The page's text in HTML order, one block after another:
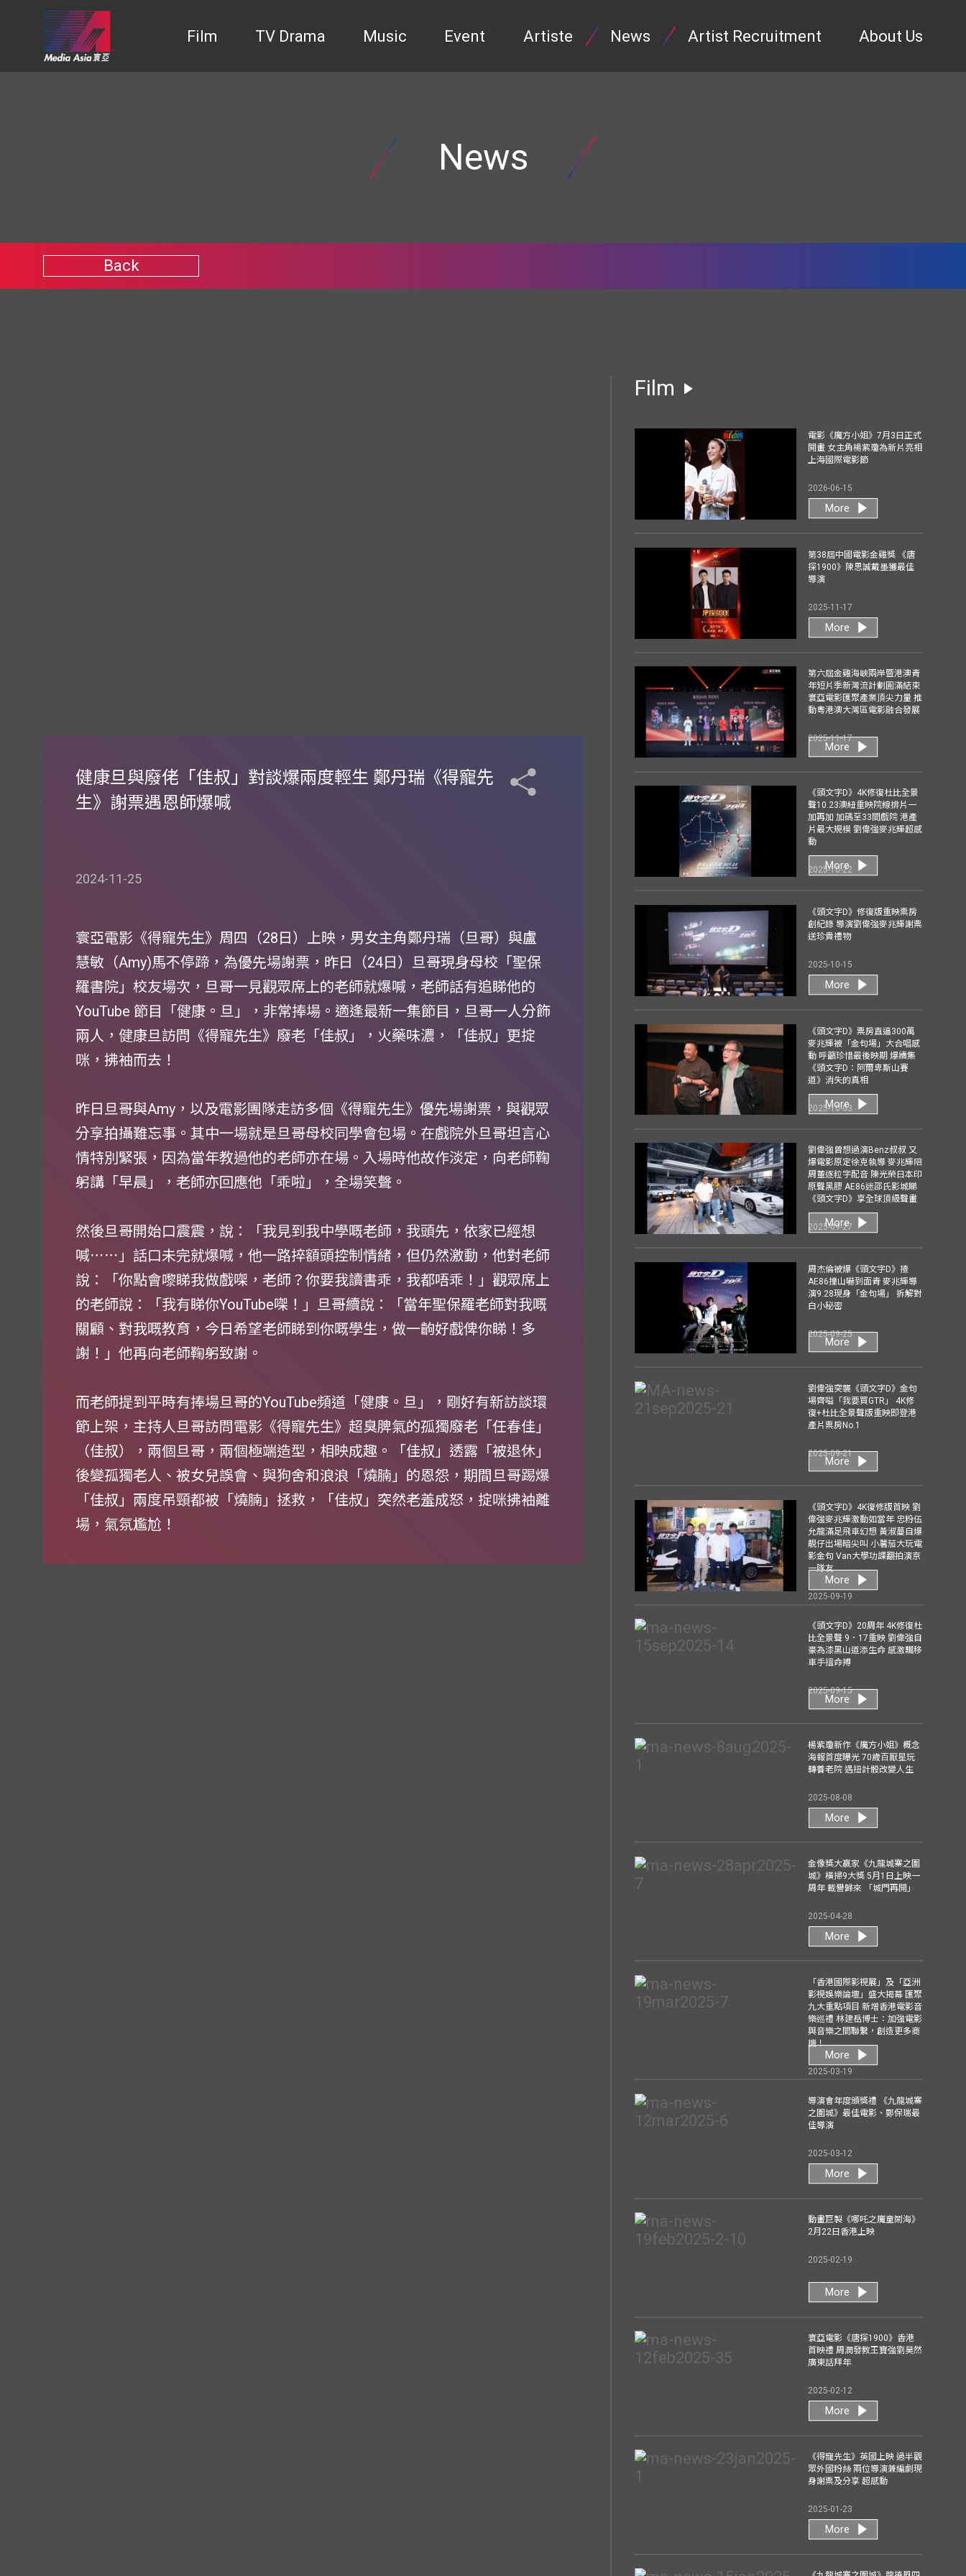
Film TV Drama Music Event Artiste News Artist Recruitment About Us
News
Back
健康旦與廢佬「佳叔」對談爆兩度輕生 鄭丹瑞《得寵先
生》謝票遇恩師爆喊
2024-11-25
寰亞電影《得寵先生》周四（28日）上映，男女主角鄭丹瑞（旦哥）與盧
慧敏（Amy)馬不停蹄，為優先場謝票，昨日（24日）旦哥現身母校「聖保
羅書院」校友場次，旦哥一見觀眾席上的老師就爆喊，老師話有追睇他的
YouTube 節目「健康。旦」，非常捧場。適逢最新一集節目，旦哥一人分飾
兩人，健康旦訪問《得寵先生》廢老「佳叔」，火藥味濃，「佳叔」更掟
咪，拂袖而去！
昨日旦哥與Amy，以及電影團隊走訪多個《得寵先生》優先場謝票，與觀眾
分享拍攝難忘事。其中一場就是旦哥母校同學會包場。在戲院外旦哥坦言心
情特別緊張，因為當年教過他的老師亦在場。入場時他故作淡定，向老師鞠
躬講「早晨」，老師亦回應他「乖啦」，全場笑聲。
然後旦哥開始口震震，說：「我見到我中學嘅老師，我頭先，依家已經想
喊⋯⋯」話口未完就爆喊，他一路捽額頭控制情緒，但仍然激動，他對老師
說：「你點會嚟睇我做戲㗎，老師？你要我讀書乖，我都唔乖！」觀眾席上
的老師說：「我有睇你YouTube㗎！」旦哥續說：「當年聖保羅老師對我嘅
關顧、對我嘅教育，今日希望老師睇到你嘅學生，做一齣好戲俾你睇！多
謝！」他再向老師鞠躬致謝。
而老師提到平時有捧場旦哥的YouTube頻道「健康。旦」，剛好有新訪談環
節上架，主持人旦哥訪問電影《得寵先生》超臭脾氣的孤獨廢老「任春佳」
（佳叔），兩個旦哥，兩個極端造型，相映成趣。「佳叔」透露「被退休」
後變孤獨老人、被女兒誤會、與狗舍和浪浪「燒腩」的恩怨，期間旦哥踢爆
「佳叔」兩度吊頸都被「燒腩」拯救，「佳叔」突然老羞成怒，掟咪拂袖離
場，氣氛尷尬！
Film
電影《魔方小姐》7月3日正式
開畫 女主角楊紫瓊為新片亮相
上海國際電影節
2026-06-15
More
第38屆中國電影金雞獎 《唐
探1900》陳思誠戴墨獲最佳
導演
2025-11-17
More
第六屆金雞海峽兩岸暨港澳青
年短片季新灣流計劃圓滿結束
寰亞電影匯聚產業頂尖力量 推
動粵港澳大灣區電影融合發展
2025-11-17
More
《頭文字D》4K修復杜比全景
聲10.23澳紐重映院線排片一
加再加 加碼至33間戲院 港產
片最大規模 劉偉強麥兆輝超感
動
2025-10-22
More
《頭文字D》修復版重映票房
創紀錄 導演劉偉強麥兆輝謝票
送珍貴禮物
2025-10-15
More
《頭文字D》票房直逼300萬
麥兆輝被「金句場」大合唱感
動 呼籲珍惜最後映期 爆續集
《頭文字D：阿爾卑斯山賽
道》消失的真相
2025-10-03
More
劉偉強曾想過演Benz叔叔 又
爆電影原定徐克執導 麥兆輝陪
周董逐粒字配音 陳光榮日本印
原聲黑膠 AE86迷邵氏影城睇
《頭文字D》享全球頂級聲畫
2025-09-27
More
周杰倫被爆《頭文字D》揸
AE86撞山嚇到面青 麥兆輝導
演9.28現身「金句場」 拆解對
白小秘密
2025-09-25
More
劉偉強突襲《頭文字D》金句
場齊嗌「我要買GTR」 4K修
復+杜比全景聲版重映即登港
產片票房No.1
2025-09-21
More
《頭文字D》4K復修版首映 劉
偉強麥兆輝激動如當年 忠粉伍
允龍滿足飛車幻想 黃淑蔓自爆
靚仔出場暗尖叫 小薯茄大玩電
影金句 Van大學功課翻拍演京
一隊友
2025-09-19
More
《頭文字D》20周年 4K修復杜
比全景聲 9．17重映 劉偉強自
豪為漆黑山道添生命 感激飄移
車手搵命搏
2025-09-15
More
楊紫瓊新作《魔方小姐》概念
海報首度曝光 70歲百厭星玩
轉養老院 遇扭計骰改變人生
2025-08-08
More
金像獎大贏家《九龍城寨之圍
城》橫掃9大獎 5月1日上映一
周年 載譽歸來 「城門再開」
2025-04-28
More
「香港國際影視展」及「亞洲
影視娛樂論壇」盛大揭幕 匯聚
九大重點項目 新增香港電影音
樂巡禮 林建岳博士：加強電影
與音樂之間聯繫，創造更多商
機！
2025-03-19
More
導演會年度頒獎禮 《九龍城寨
之圍城》最佳電影、鄭保瑞最
佳導演
2025-03-12
More
動畫巨製《哪吒之魔童鬧海》
2月22日香港上映
2025-02-19
More
寰亞電影《唐探1900》香港
首映禮 周潤發教王寶強劉昊然
廣東話拜年
2025-02-12
More
《得寵先生》英國上映 過半觀
眾外國粉絲 兩位導演兼編劇現
身謝票及分享 超感動
2025-01-23
More